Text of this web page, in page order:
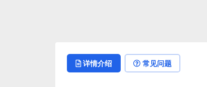
详情介绍 常见问题